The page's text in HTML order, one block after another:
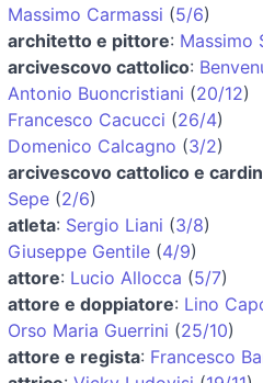
Massimo Carmassi (5/6)
architetto e pittore: Massimo
arcivescovo cattolico:
Antonio Buoncristiani (20/12)
Francesco Cacucci (26/4)
Domenico Calcagno (3/2)
arcivescovo cattolico e
Sepe (2/6)
atleta: Sergio Liani (3/8)
Giuseppe Gentile (4/9)
attore: Lucio Allocca (5/7)
attore e doppiatore: Lino
Orso Maria Guerrini (25/10)
attore e regista: Francesco